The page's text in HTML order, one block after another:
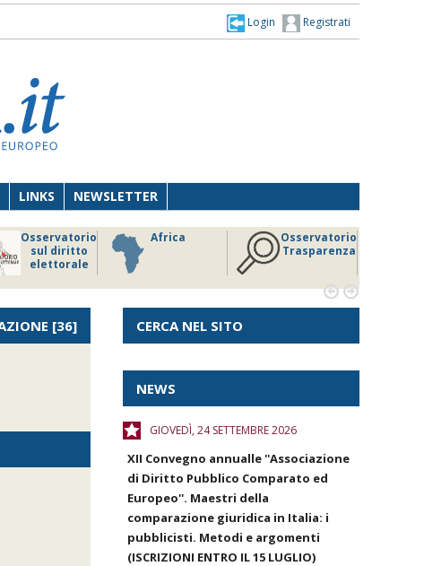
Registrati
Login
LINKS NEWSLETTER
Osservatorio
sul diritto
elettorale
Africa
Osservatorio
Trasparenza
 
[36] CERCA NEL SITO
NEWS
GIOVEDÌ, 24 SETTEMBRE 2026
XII Convegno annualle ''Associazione
di Diritto Pubblico Comparato ed
Europeo''. Maestri della
comparazione giuridica in Italia: i
pubblicisti. Metodi e argomenti
(ISCRIZIONI ENTRO IL 15 LUGLIO)